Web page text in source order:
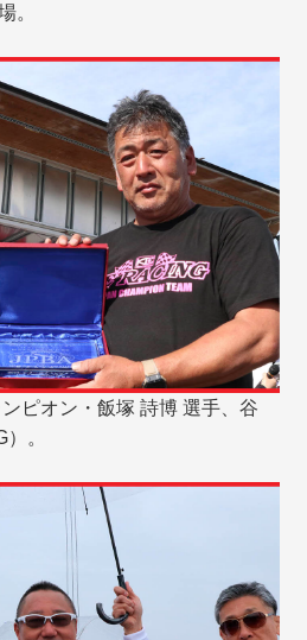
。
ピオン・飯塚 詩博 選手、谷
。